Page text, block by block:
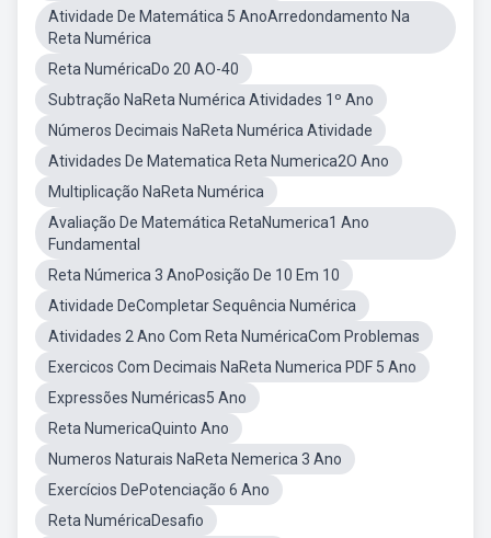
Atividade De Matemática 5 AnoArredondamento Na
Reta Numérica
Reta NuméricaDo 20 AO-40
Subtração NaReta Numérica Atividades 1º Ano
Números Decimais NaReta Numérica Atividade
Atividades De Matematica Reta Numerica2O Ano
Multiplicação NaReta Numérica
Avaliação De Matemática RetaNumerica1 Ano
Fundamental
Reta Númerica 3 AnoPosição De 10 Em 10
Atividade DeCompletar Sequência Numérica
Atividades 2 Ano Com Reta NuméricaCom Problemas
Exercicos Com Decimais NaReta Numerica PDF 5 Ano
Expressões Numéricas5 Ano
Reta NumericaQuinto Ano
Numeros Naturais NaReta Nemerica 3 Ano
Exercícios DePotenciação 6 Ano
Reta NuméricaDesafio